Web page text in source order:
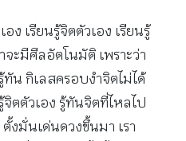
ง เรียนรู้จิตตัวเอง เรียนรู้
จะมีศีลอัตโนมัติ เพราะว่า
ทัน กิเลสครอบงำจิตไม่ได้
ตตัวเอง รู้ทันจิตที่ไหลไป
งมั่นเด่นดวงขึ้นมา เรา